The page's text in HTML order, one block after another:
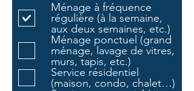
g
a
t
o
i
r
Ménage à fréquence
régulière (à la semaine,
aux deux semaines, etc.)
Ménage ponctuel (grand
ménage, lavage de vitres,
murs, tapis, etc.)
Service résidentiel
(maison, condo, chalet…)